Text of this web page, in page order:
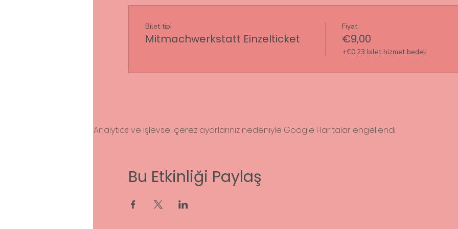
Bilet tipi
Mitmachwerkstatt Einzelticket
Fiyat
€9,00
+€0,23 bilet hizmet bedeli
Analytics ve işlevsel çerez ayarlarınız nedeniyle Google Haritalar engellendi.
Bu Etkinliği Paylaş